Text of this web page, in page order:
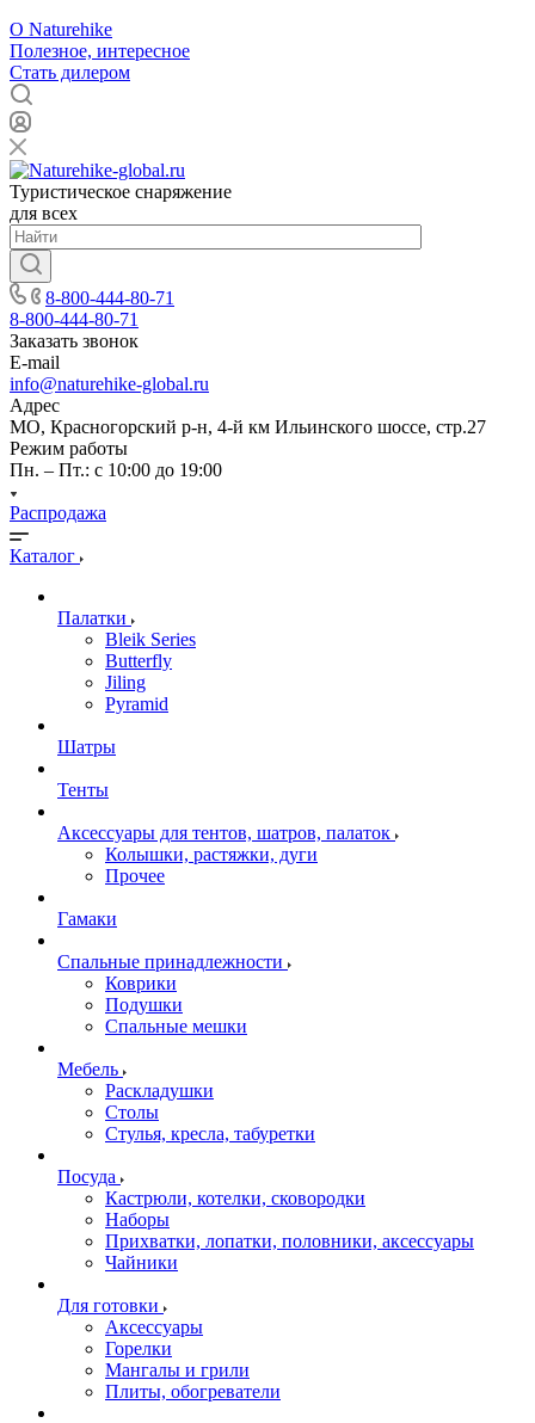
О Naturehike
Полезное, интересное
Стать дилером
Туристическое снаряжение
для всех
8-800-444-80-71
8-800-444-80-71
Заказать звонок
E-mail
info@naturehike-global.ru
Адрес
МО, Красногорский р-н, 4-й км Ильинского шоссе, стр.27
Режим работы
Пн. – Пт.: с 10:00 до 19:00
Распродажа
Каталог
Палатки
Bleik Series
Butterfly
Jiling
Pyramid
Шатры
Тенты
Аксессуары для тентов, шатров, палаток
Колышки, растяжки, дуги
Прочее
Гамаки
Спальные принадлежности
Коврики
Подушки
Спальные мешки
Мебель
Раскладушки
Столы
Стулья, кресла, табуретки
Посуда
Кастрюли, котелки, сковородки
Наборы
Прихватки, лопатки, половники, аксессуары
Чайники
Для готовки
Аксессуары
Горелки
Мангалы и грили
Плиты, обогреватели